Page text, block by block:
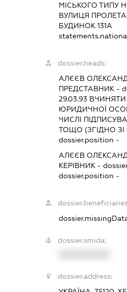
МІСЬКОГО ТИПУ
ВУЛИЦЯ
БУДИНОК 131А
dossier.heads:
АЛЄЄВ
ПРЕДСТАВНИК -
29.03.93ВЧИНЯТИ
ЮРИДИЧНОЇ
ЧИСЛІ
ТОЩО (ЗГІДНО ЗІ
dossier.position -
АЛЄЄВ
КЕРІВНИК -
dossier.position -
dossier.smida:
dossier.address: